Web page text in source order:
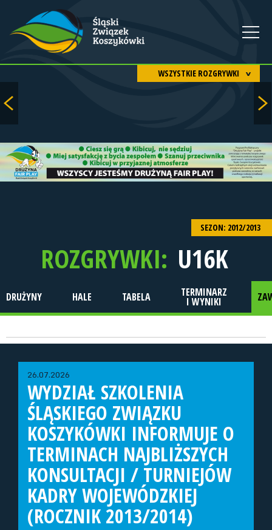
WSZYSTKIE ROZGRYWKI
SEZON: 2012/2013
ROZGRYWKI: U16K
DRUŻYNY HALE TABELA TERMINARZ
I WYNIKI
26.07.2026
WYDZIAŁ SZKOLENIA
ŚLĄSKIEGO ZWIĄZKU
KOSZYKÓWKI INFORMUJE O
TERMINACH NAJBLIŻSZYCH
KONSULTACJI / TURNIEJÓW
KADRY WOJEWÓDZKIEJ
(ROCZNIK 2013/2014)